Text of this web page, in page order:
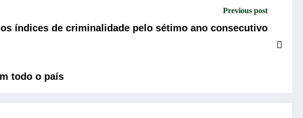
Previous post
índices de criminalidade pelo sétimo ano consecutivo
todo o país